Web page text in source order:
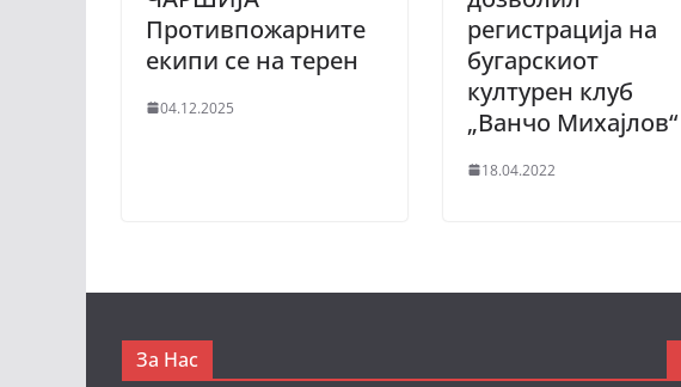
Противпожарните
екипи се на терен
04.12.2025
регистрација на
бугарскиот
културен клуб
„Ванчо Михајлов“
18.04.2022
За Нас